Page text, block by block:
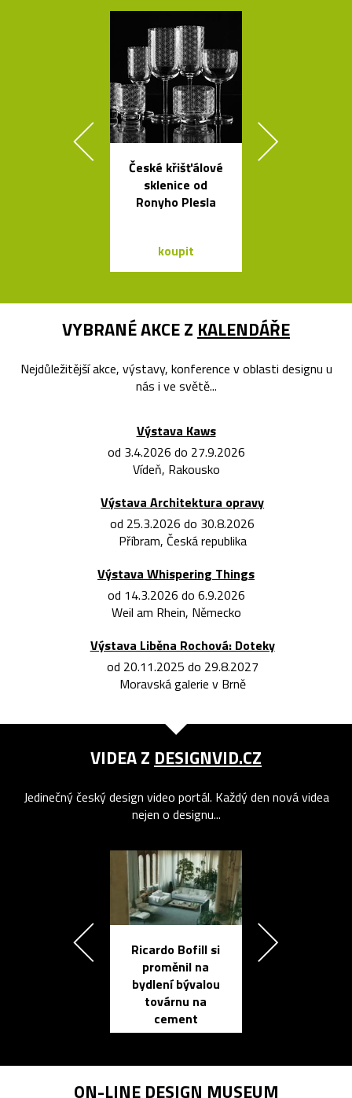
České křišťálové
sklenice od
Ronyho Plesla
koupit
VYBRANÉ AKCE Z KALENDÁŘE
Nejdůležitější akce, výstavy, konference v oblasti designu u
nás i ve světě...
Výstava Kaws
od 3.4.2026 do 27.9.2026
Vídeň, Rakousko
Výstava Architektura opravy
od 25.3.2026 do 30.8.2026
Příbram, Česká republika
Výstava Whispering Things
od 14.3.2026 do 6.9.2026
Weil am Rhein, Německo
Výstava Liběna Rochová: Doteky
od 20.11.2025 do 29.8.2027
Moravská galerie v Brně
VIDEA Z DESIGNVID.CZ
Jedinečný český design video portál. Každý den nová videa
nejen o designu...
Ricardo Bofill si
proměnil na
bydlení bývalou
továrnu na
cement
ON-LINE DESIGN MUSEUM